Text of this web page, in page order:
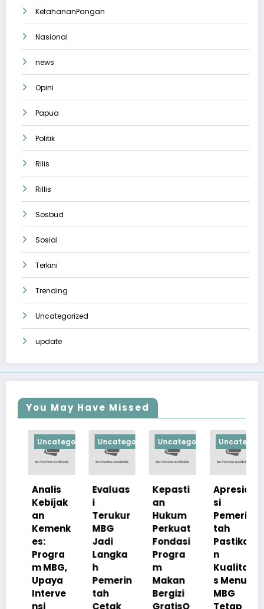
KetahananPangan
Nasional
news
Opini
Papua
Politik
Rilis
Rillis
Sosbud
Sosial
Terkini
Trending
Uncategorized
update
You May Have Missed
Uncategorized
Evaluas
Terukur
MBG
Jadi
Langka
h
Pemerin
tah
Cetak
Uncategorized
Kepasti
an
Hukum
Perkuat
Fondasi
Progra
m
Makan
Bergizi
GratisO
Uncategorized
Apresia
si
Pemerin
tah
Pastika
n
Kualita
s Menu
MBG
Tetap
Progra
m
Makan
Bergizi
Gratis
Perkuat
Ketaha
nan Gizi
Nasiona